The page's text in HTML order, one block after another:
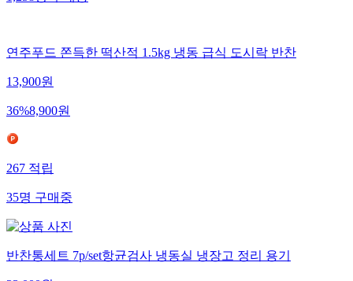
연주푸드 쫀득한 떡산적 1.5kg 냉동 급식 도시락 반찬
13,900원
36%8,900원
267적립
35명구매중
반찬통세트 7p/set항균검사 냉동실 냉장고 정리 용기